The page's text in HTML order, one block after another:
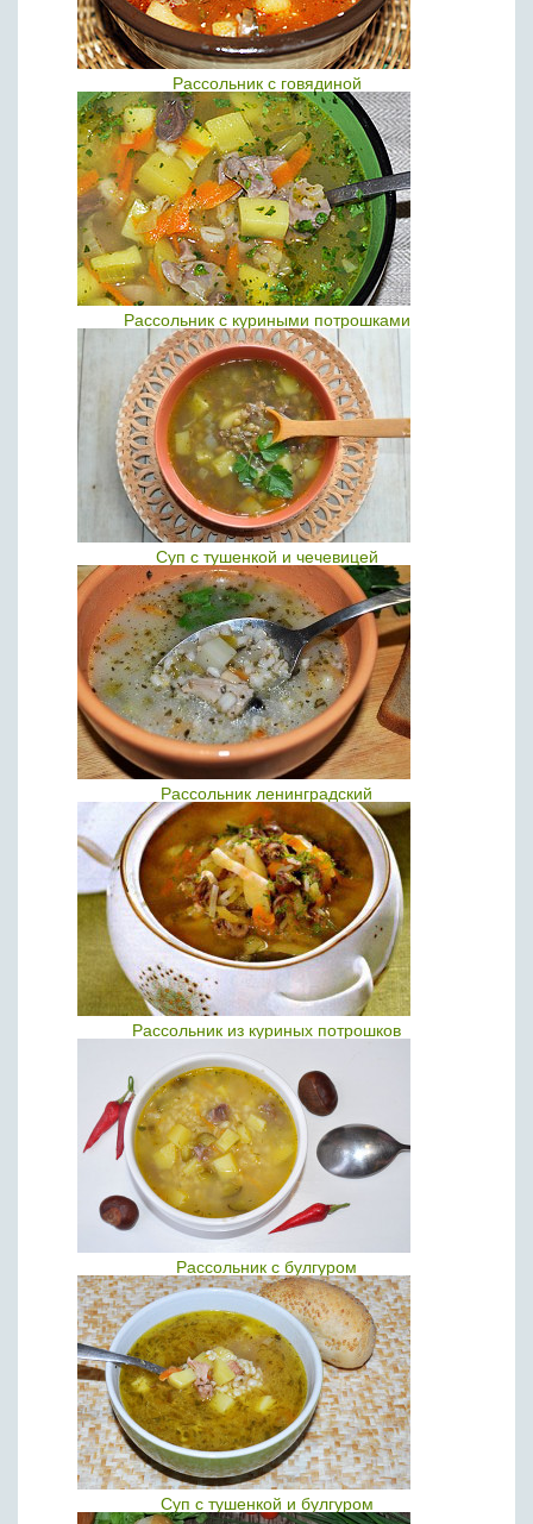
Рассольник с говядиной
Рассольник с куриными потрошками
Суп с тушенкой и чечевицей
Рассольник ленинградский
Рассольник из куриных потрошков
Рассольник с булгуром
Суп с тушенкой и булгуром